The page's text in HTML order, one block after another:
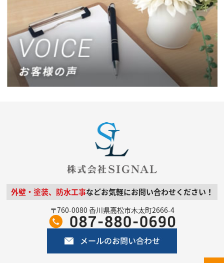
外壁・塗装、防水工事などお気軽にお問い合わせください！
〒760-0080 香川県高松市木太町2666-4